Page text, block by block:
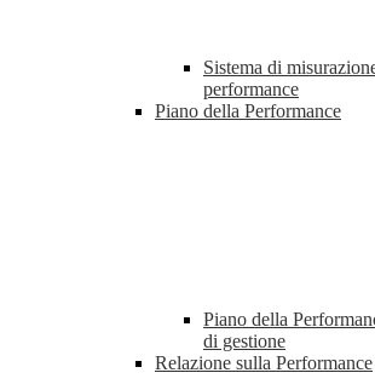
Sistema di
performance
Piano della Performance
Piano della
di gestione
Relazione sulla Performance